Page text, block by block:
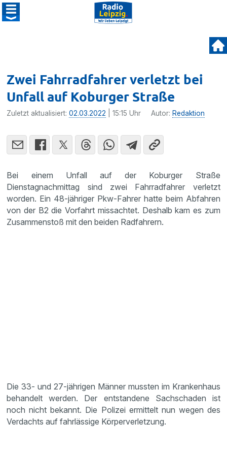
Zwei Fahrradfahrer verletzt bei
Unfall auf Koburger Straße
Zuletzt aktualisiert:02.03.2022 | 15:15 Uhr Autor: Redaktion
Bei einem Unfall auf der Koburger Straße
Dienstagnachmittag sind zwei Fahrradfahrer verletzt
worden. Ein 48-jähriger Pkw-Fahrer hatte beim Abfahren
von der B2 die Vorfahrt missachtet. Deshalb kam es zum
Zusammenstoß mit den beiden Radfahrern.
Die 33- und 27-jährigen Männer mussten im Krankenhaus
behandelt werden. Der entstandene Sachschaden ist
noch nicht bekannt. Die Polizei ermittelt nun wegen des
Verdachts auf fahrlässige Körperverletzung.